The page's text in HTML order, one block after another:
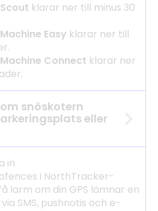
klarar ner till minus 30
Easy klarar ner till
Connect klarar ner
snöskotern
eller
in
i NorthTracker-
larm om din GPS lämnar en
SMS, pushnotis och e-